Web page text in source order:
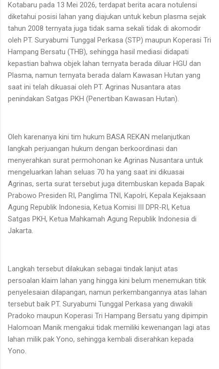
Kotabaru pada 13 Mei 2026, terdapat berita acara notulensi
diketahui posisi lahan yang diajukan untuk kebun plasma sejak
tahun 2008 ternyata juga tidak sama sekali tidak di akomodir
oleh PT. Suryabumi Tunggal Perkasa (STP) maupun Koperasi Tri
Hampang Bersatu (THB), sehingga hasil mediasi didapati
kepastian bahwa objek lahan ternyata berada diluar HGU dan
Plasma, namun ternyata berada dalam Kawasan Hutan yang
saat ini telah dikuasai oleh PT. Agrinas Nusantara atas
penindakan Satgas PKH (Penertiban Kawasan Hutan).
Oleh karenanya kini tim hukum BASA REKAN melanjutkan
langkah perjuangan hukum dengan berkoordinasi dan
menyerahkan surat permohonan ke Agrinas Nusantara untuk
mengeluarkan lahan seluas 70 ha yang saat ini dikuasai
Agrinas, serta surat tersebut juga ditembuskan kepada Bapak
Prabowo Presiden RI, Panglima TNI, Kapolri, Kepala Kejaksaan
Agung Republik Indonesia, Ketua Komisi III DPR-RI, Ketua
Satgas PKH, Ketua Mahkamah Agung Republik Indonesia di
Jakarta.
Langkah tersebut dilakukan sebagai tindak lanjut atas
persoalan klaim lahan yang hingga kini belum menemukan titik
penyelesaian dilapangan, namun perkembangannya atas lahan
tersebut baik PT. Suryabumi Tunggal Perkasa yang diwakili
Pradoko maupun Koperasi Tri Hampang Bersatu yang dipimpin
Halomoan Manik mengakui tidak memiliki kewenangan lagi atas
lahan milik pak Yono, sehingga kembali diserahkan kepada
Yono.